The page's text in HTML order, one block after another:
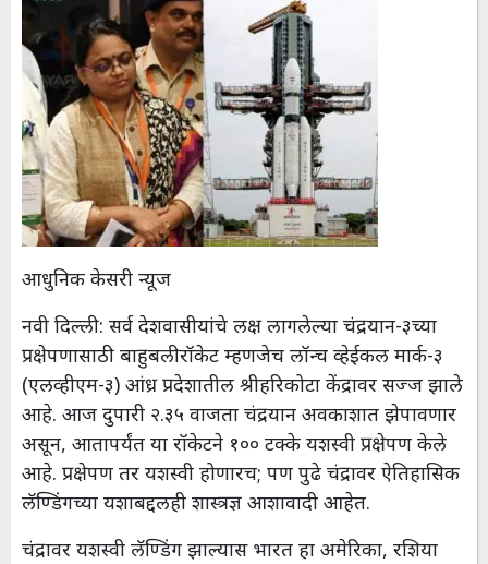
आधुनिक केसरी न्यूज
नवी दिल्ली : सर्व देशवासीयांचे लक्ष लागलेल्या चंद्रयान-३च्या
प्रक्षेपणासाठी बाहुबली रॉकेट म्हणजेच लॉन्च व्हेईकल मार्क-३
(एलव्हीएम-३) आंध्र प्रदेशातील श्रीहरिकोटा केंद्रावर सज्ज झाले
आहे. आज दुपारी २.३५ वाजता चंद्रयान अवकाशात झेपावणार
असून, आतापर्यंत या रॉकेटने १०० टक्के यशस्वी प्रक्षेपण केले
आहे. प्रक्षेपण तर यशस्वी होणारच; पण पुढे चंद्रावर ऐतिहासिक
लॅण्डिंगच्या यशाबद्दलही शास्त्रज्ञ आशावादी आहेत.
चंद्रावर यशस्वी लॅण्डिंग झाल्यास भारत हा अमेरिका, रशिया